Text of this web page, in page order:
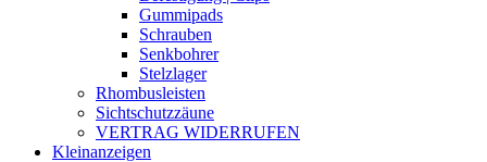
Gummipads
Schrauben
Senkbohrer
Stelzlager
Rhombusleisten
Sichtschutzzäune
VERTRAG WIDERRUFEN
Kleinanzeigen